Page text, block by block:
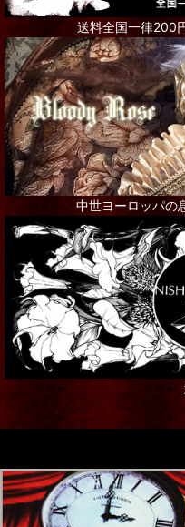
送料全国一律200
中世ヨーロッパの